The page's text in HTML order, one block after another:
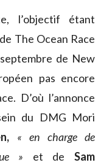
l’objectif étant
The Ocean Race
de New
pas encore
D’où l’annonce
du DMG Mori
« en charge de
»
et de Sam